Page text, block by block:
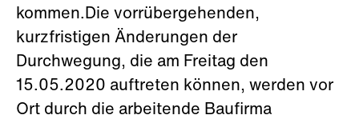
kommen.Die vorrübergehenden,
kurzfristigen Änderungen der
Durchwegung, die am Freitag den
15.05.2020 auftreten können, werden vor
Ort durch die arbeitende Baufirma